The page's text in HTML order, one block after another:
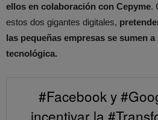
ellos en colaboración con Cepyme.
estos dos gigantes digitales,
las pequeñas empresas se sumen
tecnológica.
#Facebook y
incentivar la